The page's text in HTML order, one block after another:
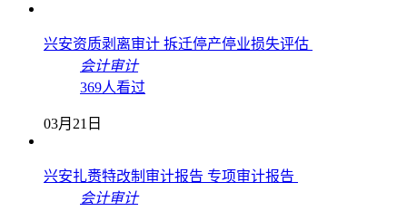
兴安资质剥离审计 拆迁停产停业损失评估
会计审计
369人看过
03月21日
兴安扎赉特改制审计报告 专项审计报告
会计审计